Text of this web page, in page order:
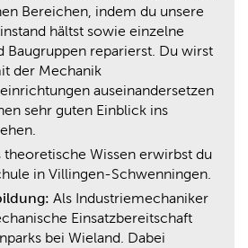
Bereichen, indem du unsere
hältst sowie einzelne
Baugruppen reparierst. Du wirst
der Mechanik
auseinandersetzen
sehr guten Einblick ins
theoretische Wissen erwirbst du
in Villingen-Schwenningen.
Als Industriemechaniker
Einsatzbereitschaft
bei Wieland. Dabei